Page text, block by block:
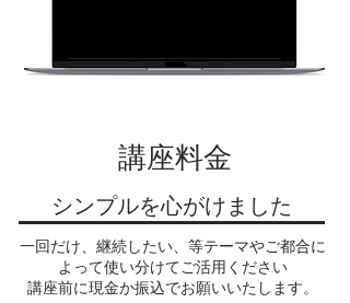
​講座料金
​シンプルを心がけました
​一回だけ、継続したい、等テーマやご都合に
よって使い分けてご活用ください
​講座前に現金か振込でお願いいたします。